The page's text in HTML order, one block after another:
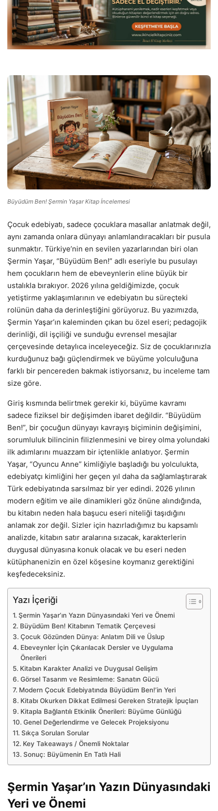
Büyüdüm Ben! Şermin Yaşar Kitap İncelemesi
Çocuk edebiyatı, sadece çocuklara masallar anlatmak değil,
aynı zamanda onlara dünyayı anlamlandıracakları bir pusula
sunmaktır. Türkiye’nin en sevilen yazarlarından biri olan
Şermin Yaşar, “Büyüdüm Ben!” adlı eseriyle bu pusulayı
hem çocukların hem de ebeveynlerin eline büyük bir
ustalıkla bırakıyor. 2026 yılına geldiğimizde, çocuk
yetiştirme yaklaşımlarının ve edebiyatın bu süreçteki
rolünün daha da derinleştiğini görüyoruz. Bu yazımızda,
Şermin Yaşar’ın kaleminden çıkan bu özel eseri; pedagojik
derinliği, dil işçiliği ve sunduğu evrensel mesajlar
çerçevesinde detaylıca inceleyeceğiz. Siz de çocuklarınızla
kurduğunuz bağı güçlendirmek ve büyüme yolculuğuna
farklı bir pencereden bakmak istiyorsanız, bu inceleme tam
size göre.
Giriş kısmında belirtmek gerekir ki, büyüme kavramı
sadece fiziksel bir değişimden ibaret değildir. “Büyüdüm
Ben!”, bir çocuğun dünyayı kavrayış biçiminin değişimini,
sorumluluk bilincinin filizlenmesini ve birey olma yolundaki
ilk adımlarını muazzam bir içtenlikle anlatıyor. Şermin
Yaşar, “Oyuncu Anne” kimliğiyle başladığı bu yolculukta,
edebiyatçı kimliğini her geçen yıl daha da sağlamlaştırarak
Türk edebiyatında sarsılmaz bir yer edindi. 2026 yılının
modern eğitim ve aile dinamikleri göz önüne alındığında,
bu kitabın neden hala başucu eseri niteliği taşıdığını
anlamak zor değil. Sizler için hazırladığımız bu kapsamlı
analizde, kitabın satır aralarına sızacak, karakterlerin
duygusal dünyasına konuk olacak ve bu eseri neden
kütüphanenizin en özel köşesine koymanız gerektiğini
keşfedeceksiniz.
Yazı İçeriği
Şermin Yaşar’ın Yazın Dünyasındaki Yeri ve Önemi
Büyüdüm Ben! Kitabının Tematik Çerçevesi
Çocuk Gözünden Dünya: Anlatım Dili ve Üslup
Ebeveynler İçin Çıkarılacak Dersler ve Uygulama
Önerileri
Kitabın Karakter Analizi ve Duygusal Gelişim
Görsel Tasarım ve Resimleme: Sanatın Gücü
Modern Çocuk Edebiyatında Büyüdüm Ben!’in Yeri
Kitabı Okurken Dikkat Edilmesi Gereken Stratejik İpuçları
Kitapla Bağlantılı Etkinlik Önerileri: Büyüme Günlüğü
Genel Değerlendirme ve Gelecek Projeksiyonu
Sıkça Sorulan Sorular
Key Takeaways / Önemli Noktalar
Sonuç: Büyümenin En Tatlı Hali
Şermin Yaşar’ın Yazın Dünyasındaki
Yeri ve Önemi